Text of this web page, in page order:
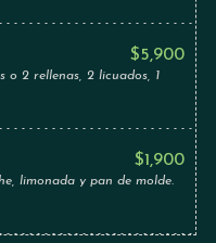
$5,900
o 2 rellenas, 2 licuados, 1
$1,900
limonada y pan de molde.